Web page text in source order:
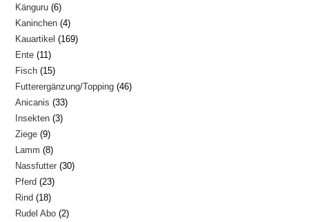
Produkte
Känguru 66
Produkte
Kaninchen 44
Produkte
Kauartikel 169169
Ente 1111
Produkte
Fisch 1515
Produkte
Futterergänzung/Topping 4646
Anicanis 3333
Insekten 33
Ziege 99
Produkte
Lamm 88
Produkte
Nassfutter 3030
Pferd 2323
Rind 1818
Produkte
Rudel Abo 22